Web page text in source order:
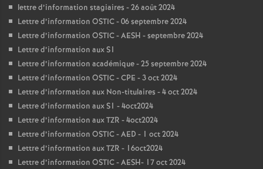
lettre d’information stagiaires - 26 août 2024
Lettre d’information OSTIC - 06 septembre 2024
Lettre d’information OSTIC - AESH - septembre 2024
Lettre d’information aux S1
Lettre d’information académique - 25 septembre 2024
Lettre d’information OSTIC - CPE - 3 oct 2024
Lettre d’information aux Non-titulaires - 4 oct 2024
Lettre d’information aux S1 - 4oct2024
Lettre d’information aux TZR - 4oct2024
Lettre d’information OSTIC - AED - 1 oct 2024
Lettre d’information aux TZR - 16oct2024
Lettre d’information OSTIC - AESH- 17 oct 2024